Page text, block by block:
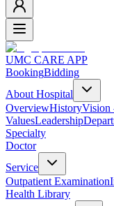
UMC CARE APP
BookingBidding
About Hospital
OverviewHistoryVision
ValuesLeadership
Specialty
Doctor
Service
Outpatient Examination
Health Library